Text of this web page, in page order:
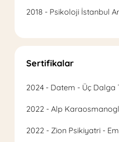
2018 - Psikoloji İstanbul
Sertifikalar
2024 - Datem - Üç Dalga
2022 - Alp
2022 - Zion Psikiyatri -